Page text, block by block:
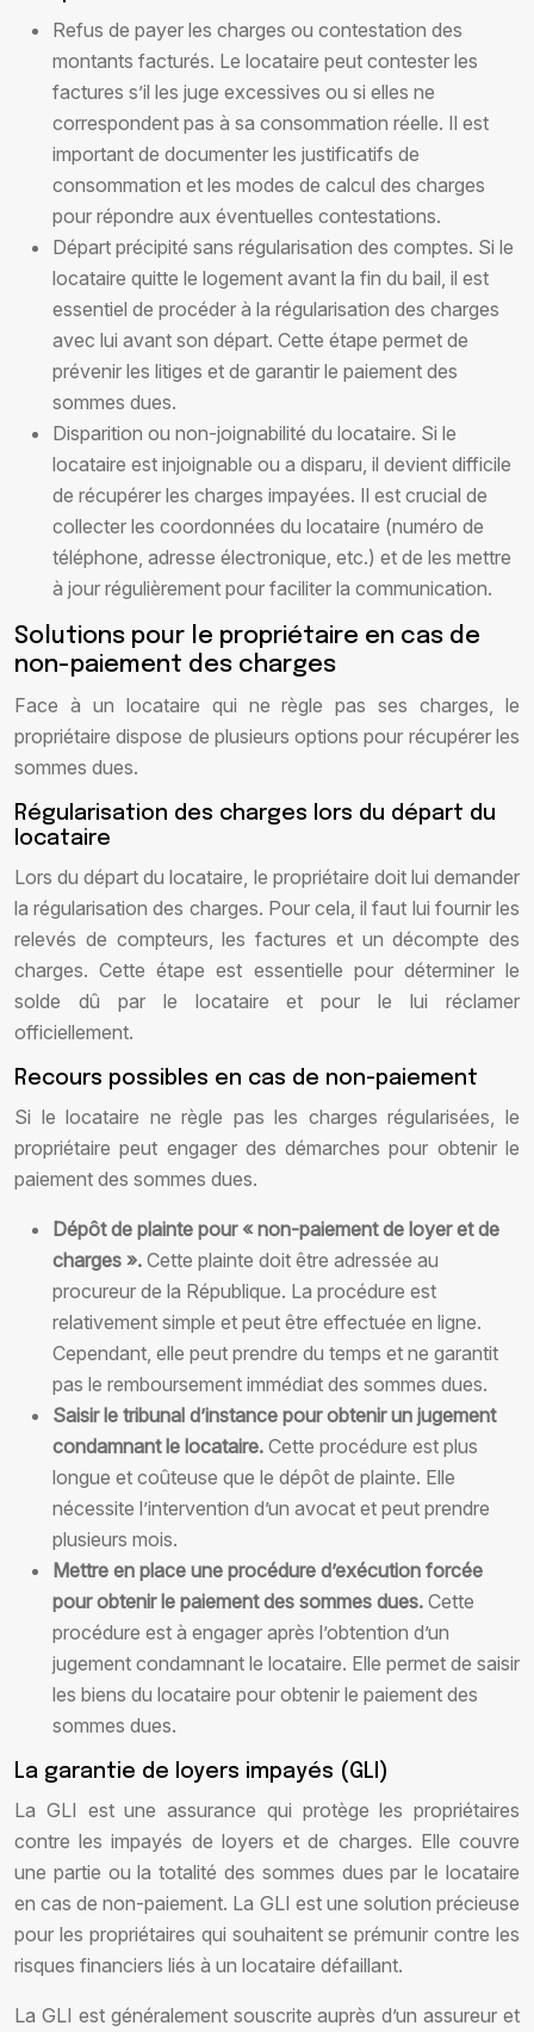
Refus de payer les charges ou contestation des
montants facturés. Le locataire peut contester les
factures s’il les juge excessives ou si elles ne
correspondent pas à sa consommation réelle. Il est
important de documenter les justificatifs de
consommation et les modes de calcul des charges
pour répondre aux éventuelles contestations.
Départ précipité sans régularisation des comptes. Si le
locataire quitte le logement avant la fin du bail, il est
essentiel de procéder à la régularisation des charges
avec lui avant son départ. Cette étape permet de
prévenir les litiges et de garantir le paiement des
sommes dues.
Disparition ou non-joignabilité du locataire. Si le
locataire est injoignable ou a disparu, il devient difficile
de récupérer les charges impayées. Il est crucial de
collecter les coordonnées du locataire (numéro de
téléphone, adresse électronique, etc.) et de les mettre
à jour régulièrement pour faciliter la communication.
Solutions pour le propriétaire en cas de
non-paiement des charges
Face à un locataire qui ne règle pas ses charges, le
propriétaire dispose de plusieurs options pour récupérer les
sommes dues.
Régularisation des charges lors du départ du
locataire
Lors du départ du locataire, le propriétaire doit lui demander
la régularisation des charges. Pour cela, il faut lui fournir les
relevés de compteurs, les factures et un décompte des
charges. Cette étape est essentielle pour déterminer le
solde dû par le locataire et pour le lui réclamer
officiellement.
Recours possibles en cas de non-paiement
Si le locataire ne règle pas les charges régularisées, le
propriétaire peut engager des démarches pour obtenir le
paiement des sommes dues.
Dépôt de plainte pour « non-paiement de loyer et de
charges ». Cette plainte doit être adressée au
procureur de la République. La procédure est
relativement simple et peut être effectuée en ligne.
Cependant, elle peut prendre du temps et ne garantit
pas le remboursement immédiat des sommes dues.
Saisir le tribunal d’instance pour obtenir un jugement
condamnant le locataire. Cette procédure est plus
longue et coûteuse que le dépôt de plainte. Elle
nécessite l’intervention d’un avocat et peut prendre
plusieurs mois.
Mettre en place une procédure d’exécution forcée
pour obtenir le paiement des sommes dues. Cette
procédure est à engager après l’obtention d’un
jugement condamnant le locataire. Elle permet de saisir
les biens du locataire pour obtenir le paiement des
sommes dues.
La garantie de loyers impayés (GLI)
La GLI est une assurance qui protège les propriétaires
contre les impayés de loyers et de charges. Elle couvre
une partie ou la totalité des sommes dues par le locataire
en cas de non-paiement. La GLI est une solution précieuse
pour les propriétaires qui souhaitent se prémunir contre les
risques financiers liés à un locataire défaillant.
La GLI est généralement souscrite auprès d’un assureur et